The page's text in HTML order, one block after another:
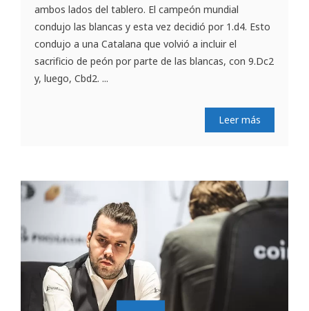
ambos lados del tablero. El campeón mundial
condujo las blancas y esta vez decidió por 1.d4. Esto
condujo a una Catalana que volvió a incluir el
sacrificio de peón por parte de las blancas, con 9.Dc2
y, luego, Cbd2. ...
Leer más